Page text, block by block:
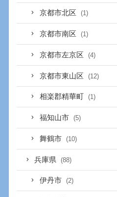
京都市北区 (1)
京都市南区 (1)
京都市左京区 (4)
京都市東山区 (12)
相楽郡精華町 (1)
福知山市 (5)
舞鶴市 (10)
兵庫県 (88)
伊丹市 (2)